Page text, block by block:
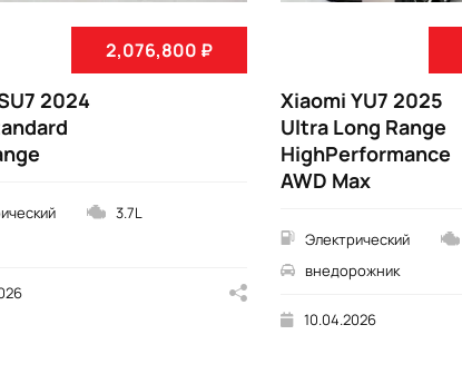
2,076,800 ₽
2024
3.7L
Xiaomi YU7 2025
Ultra Long Range
HighPerformance
AWD Max
Электрический
внедорожник
10.04.2026